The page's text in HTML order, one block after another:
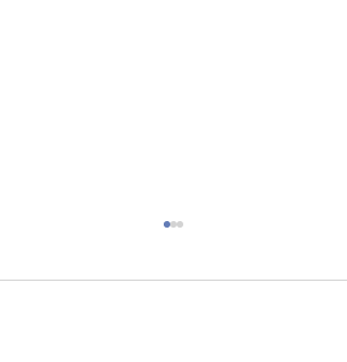
internacional